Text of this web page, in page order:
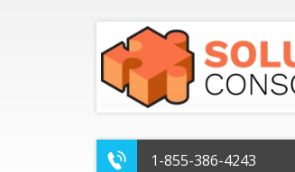
1-855-386-4243